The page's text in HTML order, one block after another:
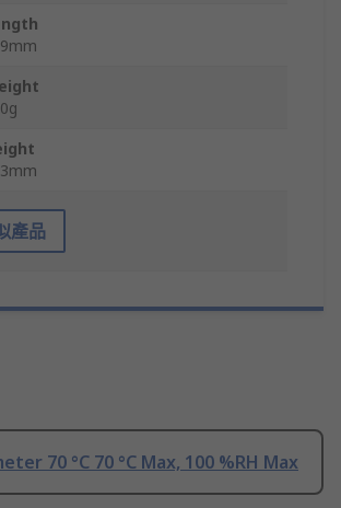
產品
70 °C 70 °C Max, 100 %RH Max